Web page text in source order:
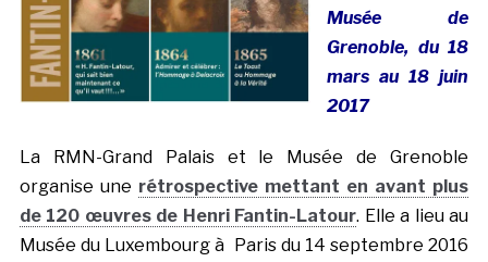
Musée de
Grenoble, du 18
mars au 18 juin
2017
La RMN-Grand Palais et le Musée de Grenoble
organise une rétrospective mettant en avant plus
de 120 œuvres de Henri Fantin-Latour. Elle a lieu au
Musée du Luxembourg à Paris du 14 septembre 2016